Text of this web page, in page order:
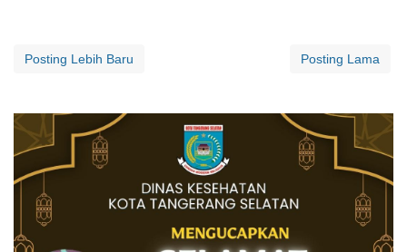
Posting Lebih Baru Posting Lama